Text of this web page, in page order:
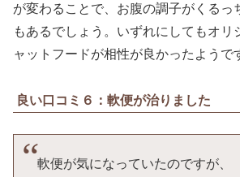
が変わることで、お腹の調子がくるっ
もあるでしょう。いずれにしてもオリ
ャットフードが相性が良かったようで
良い口コミ６：軟便が治りました
軟便が気になっていたのですが、